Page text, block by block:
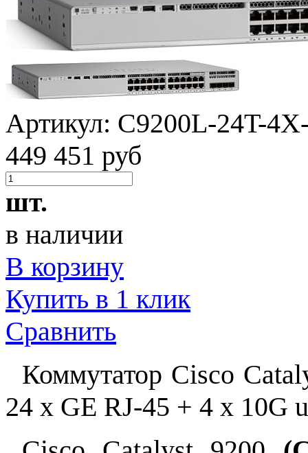
Артикул: C9200L-24T-
449 451 руб
шт.
в наличии
В корзину
Купить в 1 клик
Сравнить
Коммутатор Cisco
24 x GE RJ-45 + 4 x 10G